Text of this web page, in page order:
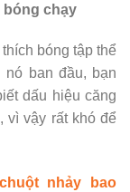
bóng chạy
bóng tập thể
ban đầu, bạn
dấu hiệu căng
vì vậy rất khó để
nhảy bao